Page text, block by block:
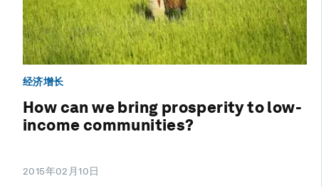
经济增长
How can we bring prosperity to low-
income communities?
2015年02月10日